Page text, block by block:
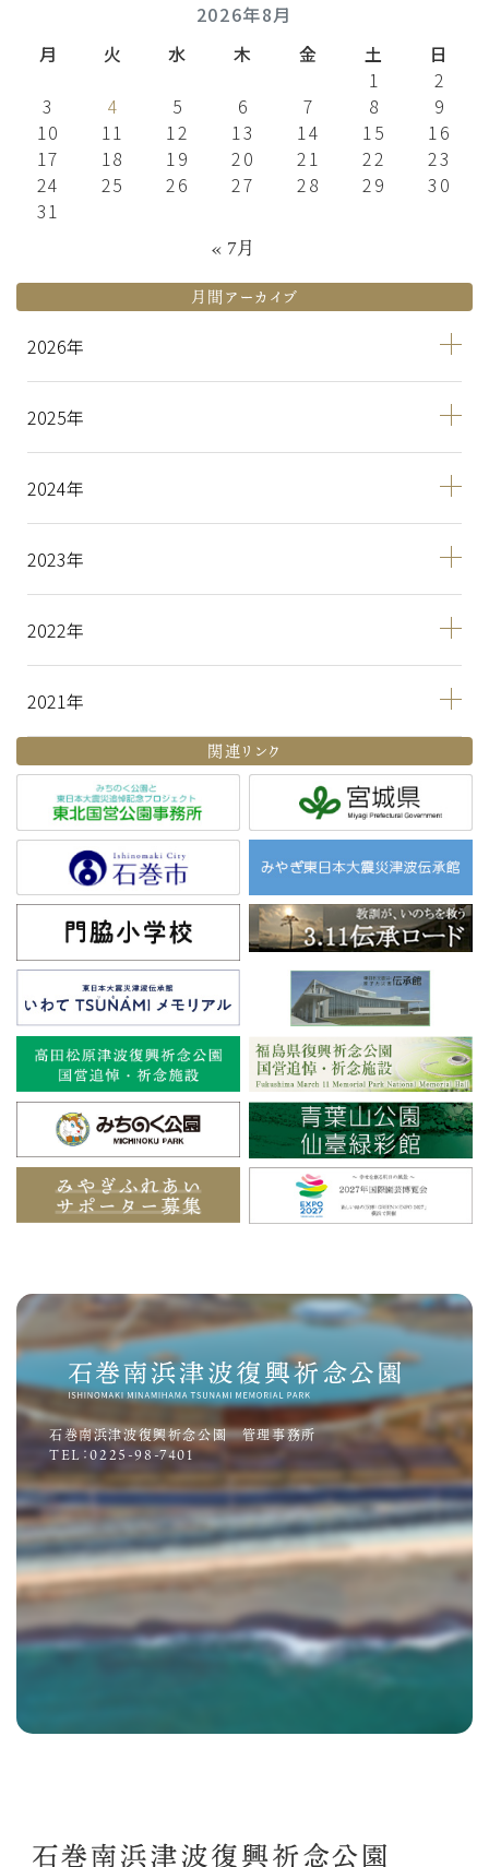
2026年8月
月
火 水 木 金 土
日
1
2
3
4 5 6 7 8
9
10
11 12 13 14 15
16
17
18 19 20 21 22
23
24
25 26 27 28 29
30
31
« 7月
月間アーカイブ
2026
2025
2024
2023
2022
2021
関連リンク
石巻南浜津波復興祈念公園 管理事務所
TEL：0225-98-7401